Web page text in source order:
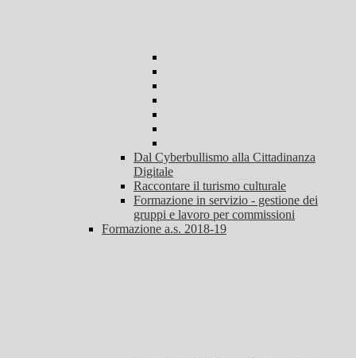
Dal Cyberbullismo alla Cittadinanza
Digitale
Raccontare il turismo culturale
Formazione in servizio - gestione dei
gruppi e lavoro per commissioni
Formazione a.s. 2018-19